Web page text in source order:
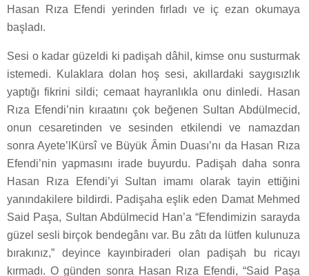
Hasan Rıza Efendi yerinden fırladı ve iç ezan okumaya
başladı.
Sesi o kadar güzeldi ki padişah dâhil, kimse onu susturmak
istemedi. Kulaklara dolan hoş sesi, akıllardaki saygısızlık
yaptığı fikrini sildi; cemaat hayranlıkla onu dinledi. Hasan
Rıza Efendi’nin kıraatını çok beğenen Sultan Abdülmecid,
onun cesaretinden ve sesinden etkilendi ve namazdan
sonra Ayete’l­Kürsî ve Büyük Âmin Duası’nı da Hasan Rıza
Efendi’nin yapmasını irade buyurdu. Padişah daha sonra
Hasan Rıza Efendi’yi Sultan imamı olarak tayin ettiğini
yanındakilere bildirdi. Padişaha eşlik eden Damat Mehmed
Said Paşa, Sultan Abdülmecid Han’a “Efendimizin sarayda
güzel sesli birçok bendegânı var. Bu zâtı da lütfen kulunuza
bırakınız,” deyince kayınbiraderi olan padişah bu ricayı
kırmadı. O günden sonra Hasan Rıza Efendi, “Said Paşa